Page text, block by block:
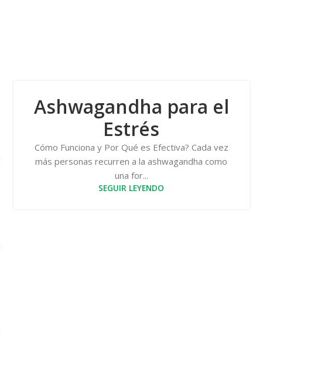
Ashwagandha para el
Estrés
Cómo Funciona y Por Qué es Efectiva? Cada vez
más personas recurren a la ashwagandha como
una for...
SEGUIR LEYENDO